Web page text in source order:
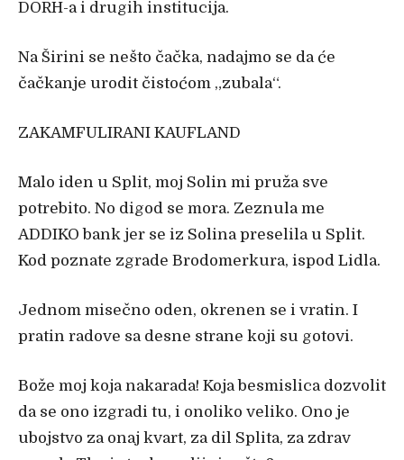
DORH-a i drugih institucija.
Na Širini se nešto čačka, nadajmo se da će
čačkanje urodit čistoćom „zubala“.
ZAKAMFULIRANI KAUFLAND
Malo iden u Split, moj Solin mi pruža sve
potrebito. No digod se mora. Zeznula me
ADDIKO bank jer se iz Solina preselila u Split.
Kod poznate zgrade Brodomerkura, ispod Lidla.
Jednom misečno oden, okrenen se i vratin. I
pratin radove sa desne strane koji su gotovi.
Bože moj koja nakarada! Koja besmislica dozvolit
da se ono izgradi tu, i onoliko veliko. Ono je
ubojstvo za onaj kvart, za dil Splita, za zdrav